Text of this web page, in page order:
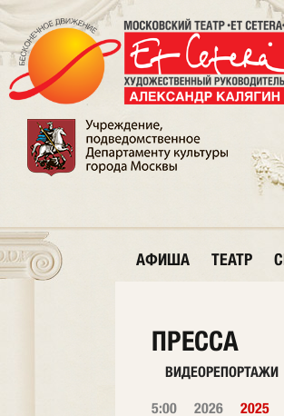
АФИША ТЕАТР
ПРЕССА
ВИДЕОРЕПОРТАЖИ
5:00 2026 2025